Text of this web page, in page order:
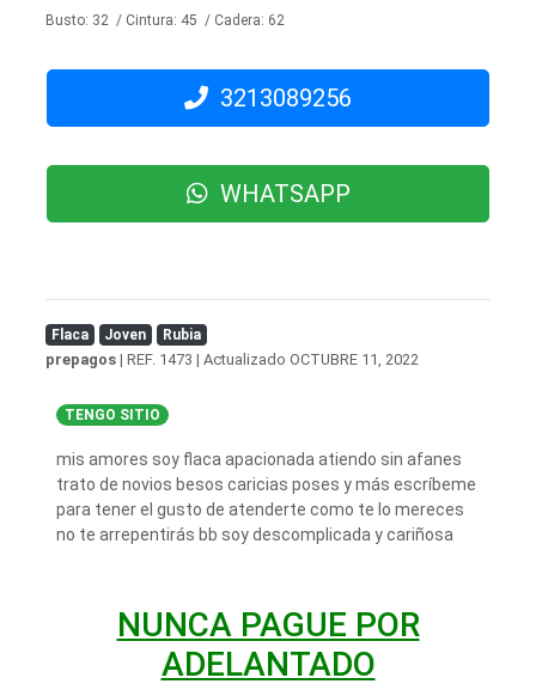
Busto: 32 / Cintura: 45 / Cadera: 62
3213089256
WHATSAPP
Flaca Joven Rubia
prepagos | REF. 1473 | Actualizado OCTUBRE 11, 2022
TENGO SITIO
mis amores soy flaca apacionada atiendo sin afanes
trato de novios besos caricias poses y más escríbeme
para tener el gusto de atenderte como te lo mereces
no te arrepentirás bb soy descomplicada y cariñosa
NUNCA PAGUE POR
ADELANTADO